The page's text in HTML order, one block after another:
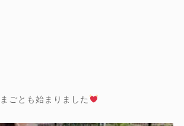
ごとも始まりました